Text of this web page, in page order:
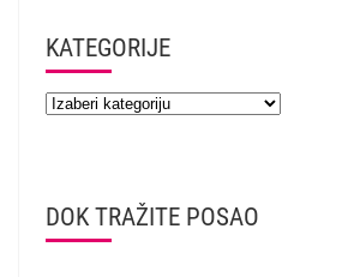
KATEGORIJE
DOK TRAŽITE POSAO